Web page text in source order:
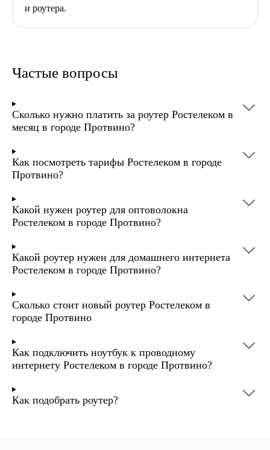
и роутера.
Частые вопросы
Сколько нужно платить за роутер Ростелеком в
месяц в городе Протвино?
Как посмотреть тарифы Ростелеком в городе
Протвино?
Какой нужен роутер для оптоволокна
Ростелеком в городе Протвино?
Какой роутер нужен для домашнего интернета
Ростелеком в городе Протвино?
Сколько стоит новый роутер Ростелеком в
городе Протвино
Как подключить ноутбук к проводному
интернету Ростелеком в городе Протвино?
Как подобрать роутер?